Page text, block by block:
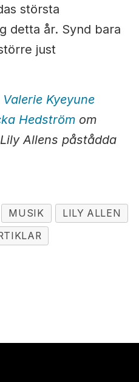
största
detta år. Synd bara
just
Valerie Kyeyune
Hedströmom
Allens påstådda
MUSIK
LILY ALLEN